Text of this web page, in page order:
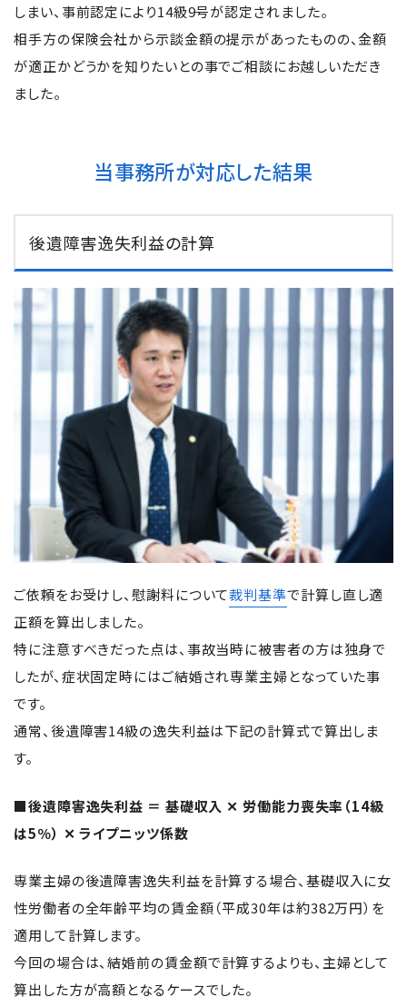
しまい、事前認定により14級9号が認定されました。
相手方の保険会社から示談金額の提示があったものの、金額
が適正かどうかを知りたいとの事でご相談にお越しいただき
ました。
当事務所が対応した結果
後遺障害逸失利益の計算
ご依頼をお受けし、慰謝料について裁判基準で計算し直し適
正額を算出しました。
特に注意すべきだった点は、事故当時に被害者の方は独身で
したが、症状固定時にはご結婚され専業主婦となっていた事
です。
通常、後遺障害14級の逸失利益は下記の計算式で算出しま
す。
■後遺障害逸失利益 ＝ 基礎収入 ✕ 労働能力喪失率（14級
は5％） ✕ ライプニッツ係数
専業主婦の後遺障害逸失利益を計算する場合、基礎収入に女
性労働者の全年齢平均の賃金額（平成30年は約382万円）を
適用して計算します。
今回の場合は、結婚前の賃金額で計算するよりも、主婦として
算出した方が高額となるケースでした。